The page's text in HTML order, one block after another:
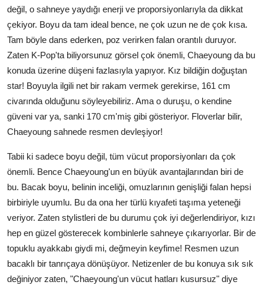
değil, o sahneye yaydığı enerji ve proporsiyonlarıyla da dikkat
çekiyor. Boyu da tam ideal bence, ne çok uzun ne de çok kısa.
Tam böyle dans ederken, poz verirken falan orantılı duruyor.
Zaten K-Pop'ta biliyorsunuz görsel çok önemli, Chaeyoung da bu
konuda üzerine düşeni fazlasıyla yapıyor. Kız bildiğin doğuştan
star! Boyuyla ilgili net bir rakam vermek gerekirse, 161 cm
civarında olduğunu söyleyebiliriz. Ama o duruşu, o kendine
güveni var ya, sanki 170 cm'miş gibi gösteriyor. Floverlar bilir,
Chaeyoung sahnede resmen devleşiyor!
Tabii ki sadece boyu değil, tüm vücut proporsiyonları da çok
önemli. Bence Chaeyoung'un en büyük avantajlarından biri de
bu. Bacak boyu, belinin inceliği, omuzlarının genişliği falan hepsi
birbiriyle uyumlu. Bu da ona her türlü kıyafeti taşıma yeteneği
veriyor. Zaten stylistleri de bu durumu çok iyi değerlendiriyor, kızı
hep en güzel gösterecek kombinlerle sahneye çıkarıyorlar. Bir de
topuklu ayakkabı giydi mi, değmeyin keyfime! Resmen uzun
bacaklı bir tanrıçaya dönüşüyor. Netizenler de bu konuya sık sık
değiniyor zaten, "Chaeyoung'un vücut hatları kusursuz" diye